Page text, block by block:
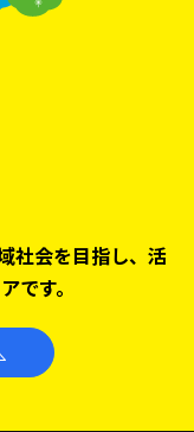
社会を目指し、活
です。